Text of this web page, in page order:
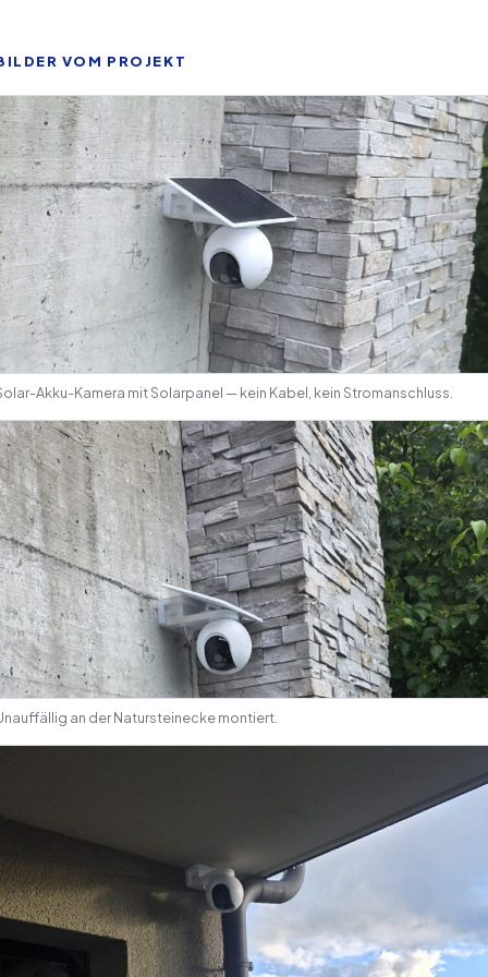
VOM PROJEKT
Akku-Kamera mit Solarpanel — kein Kabel, kein Stromanschluss.
an der Natursteinecke montiert.